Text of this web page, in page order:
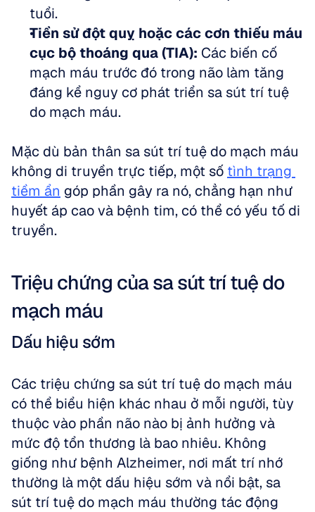
tuổi.
Tiền sử đột quỵ hoặc các cơn thiếu máu
cục bộ thoáng qua (TIA): Các biến cố
mạch máu trước đó trong não làm tăng
đáng kể nguy cơ phát triển sa sút trí tuệ
do mạch máu.
Mặc dù bản thân sa sút trí tuệ do mạch máu
không di truyền trực tiếp, một số tình trạng
tiềm ẩn góp phần gây ra nó, chẳng hạn như
huyết áp cao và bệnh tim, có thể có yếu tố di
truyền.
Triệu chứng của sa sút trí tuệ do
mạch máu
Dấu hiệu sớm
Các triệu chứng sa sút trí tuệ do mạch máu
có thể biểu hiện khác nhau ở mỗi người, tùy
thuộc vào phần não nào bị ảnh hưởng và
mức độ tổn thương là bao nhiêu. Không
giống như bệnh Alzheimer, nơi mất trí nhớ
thường là một dấu hiệu sớm và nổi bật, sa
sút trí tuệ do mạch máu thường tác động